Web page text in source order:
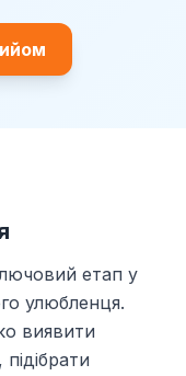
етап у
улюбленця.
виявити